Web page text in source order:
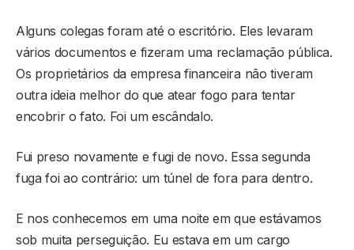
Alguns colegas foram até o escritório. Eles levaram
vários documentos e fizeram uma reclamação pública.
Os proprietários da empresa financeira não tiveram
outra ideia melhor do que atear fogo para tentar
encobrir o fato. Foi um escândalo.
Fui preso novamente e fugi de novo. Essa segunda
fuga foi ao contrário: um túnel de fora para dentro.
E nos conhecemos em uma noite em que estávamos
sob muita perseguição. Eu estava em um cargo